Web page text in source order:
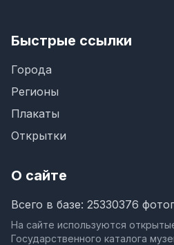
Быстрые ссылки
Города
Регионы
Плакаты
Открытки
О сайте
Всего в базе: 25330376
На сайте используются
Государственного каталога